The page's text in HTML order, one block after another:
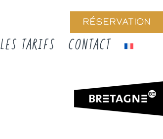
RÉSERVATION
LES TARIFS CONTACT